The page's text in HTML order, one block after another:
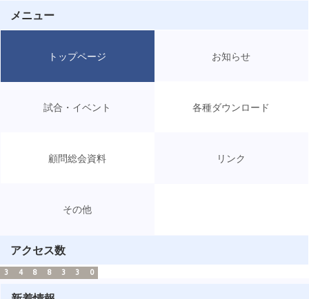
メニュー
トップページ お知らせ
試合・イベント 各種ダウンロード
顧問総会資料 リンク
その他
アクセス数
3 4 8 8 3 3 0